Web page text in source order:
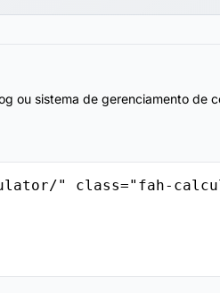
ou sistema de gerenciamento de
" class="fah-